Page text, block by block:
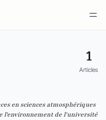
1
Articles
en sciences atmosphériques
l'environnement de l'université